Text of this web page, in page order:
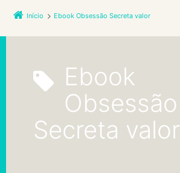
Início Ebook Obsessão Secreta valor
Ebook
Obsessão
Secreta valor